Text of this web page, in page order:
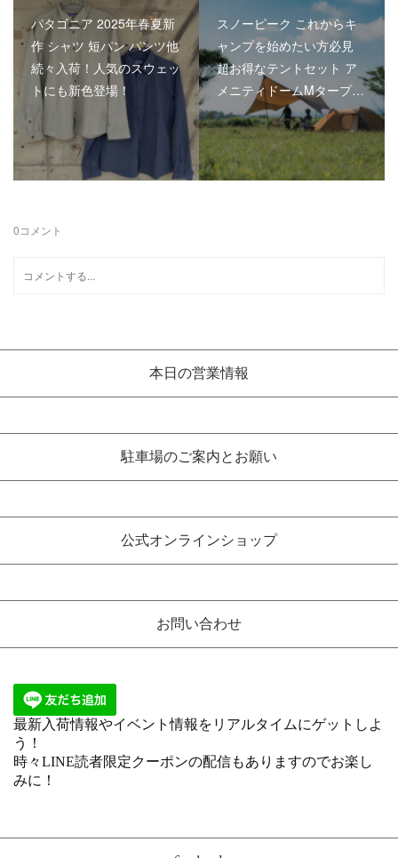
パタゴニア 2025年春夏新
作 シャツ 短パン パンツ他
続々入荷！人気のスウェッ
トにも新色登場！
スノーピーク これからキ
ャンプを始めたい方必見
超お得なテントセット ア
メニティドームMタープ…
0コメント
本日の営業情報
駐車場のご案内とお願い
公式オンラインショップ
お問い合わせ